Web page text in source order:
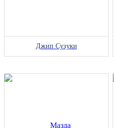
Джип Сузуки